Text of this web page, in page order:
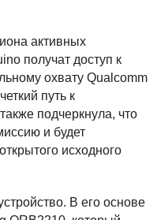
активных
получат доступ к
охвату Qualcomm
путь к
подчеркнула, что
и будет
исходного
В его основе